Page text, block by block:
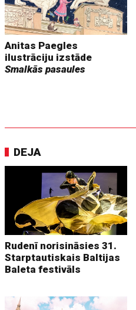
Anitas Paegles
ilustrāciju izstāde
Smalkās pasaules
DEJA
Rudenī norisināsies 31.
Starptautiskais Baltijas
Baleta festivāls